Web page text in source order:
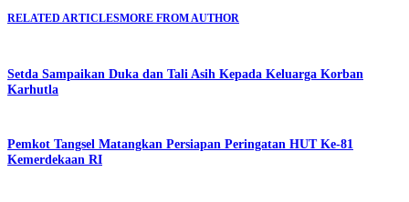
RELATED ARTICLESMORE FROM AUTHOR
Setda Sampaikan Duka dan Tali Asih Kepada Keluarga Korban
Karhutla
Pemkot Tangsel Matangkan Persiapan Peringatan HUT Ke-81
Kemerdekaan RI